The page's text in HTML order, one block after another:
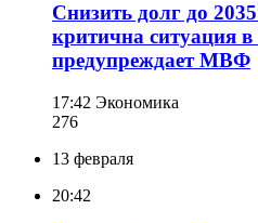
Снизить долг до
критична ситуация
предупреждает МВФ
17:42 Экономика
276
13 февраля
20:42